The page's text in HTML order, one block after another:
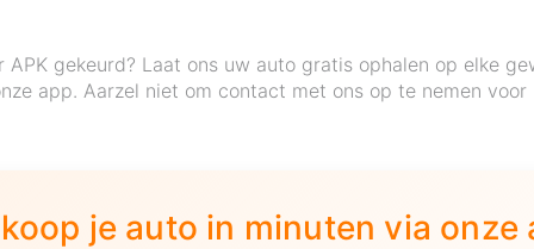
gekeurd? Laat ons uw auto gratis ophalen op elke
app. Aarzel niet om contact met ons op te nemen
je auto in minuten via onze